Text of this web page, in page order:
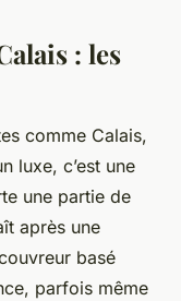
: les
comme Calais,
luxe, c’est une
une partie de
après une
basé
parfois même